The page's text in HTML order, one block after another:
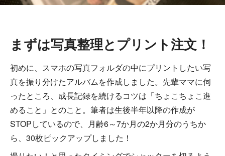
まずは写真整理とプリント注文！
初めに、スマホの写真フォルダの中にプリントしたい写
真を振り分けたアルバムを作成しました。先輩ママに伺
ったところ、成長記録を続けるコツは「ちょこちょこ進
めること」とのこと。筆者は生後半年以降の作成が
STOPしているので、月齢6～7か月の2か月分のうちか
ら、30枚ピックアップしました！